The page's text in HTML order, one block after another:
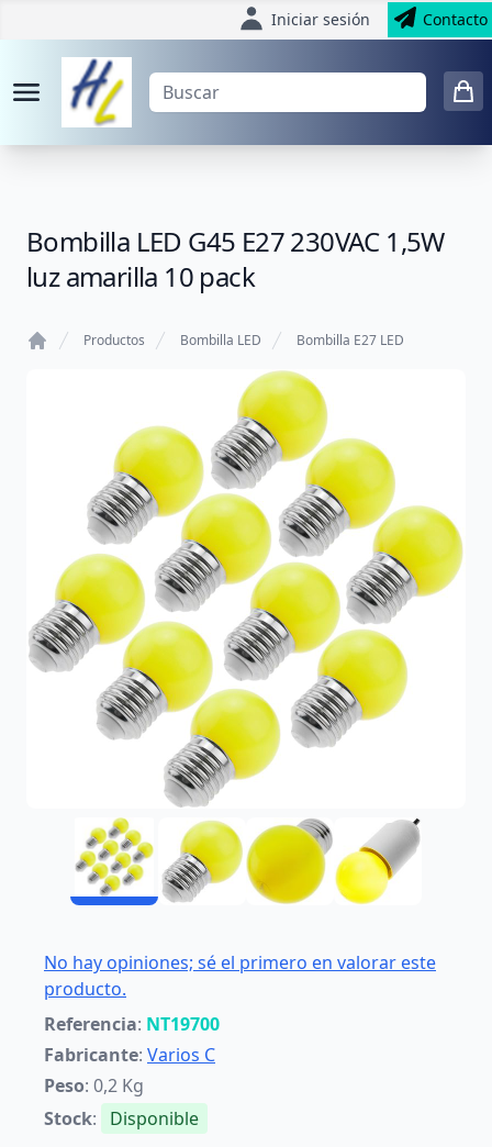
Iniciar sesión Contacto
Bombilla LED G45 E27 230VAC 1,5W
luz amarilla 10 pack
Productos Bombilla LED Bombilla E27 LED
No hay opiniones; sé el primero en valorar este
producto.
Referencia: NT19700
Fabricante: Varios C
Peso: 0,2 Kg
Stock: Disponible